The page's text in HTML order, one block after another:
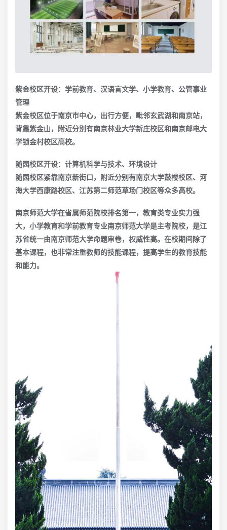
紫金校区开设： 学前教育、汉语言文学、小学教育、公管事业
管理
紫金校区位于南京市中心，出行方便，毗邻玄武湖和南京站，
背靠紫金山，附近分别有南京林业大学新庄校区和南京邮电大
学锁金村校区高校。
随园校区开设： 计算机科学与技术、环境设计
随园校区紧靠南京新街口，附近分别有南京大学鼓楼校区、河
海大学西康路校区、江苏第二师范草场门校区等众多高校。
南京师范大学在省属师范院校排名第一，教育类专业实力强
大，小学教育和学前教育专业南京师范大学是主考院校，是江
苏省统一由南京师范大学命题审卷，权威性高。在校期间除了
基本课程，也非常注重教师的技能课程，提高学生的教育技能
和能力。